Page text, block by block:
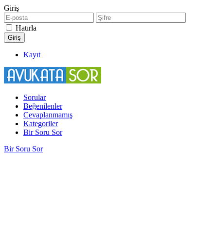
Giriş
Hatırla
Kayıt
Sorular
Beğenilenler
Cevaplanmamış
Kategoriler
Bir Soru Sor
Bir Soru Sor